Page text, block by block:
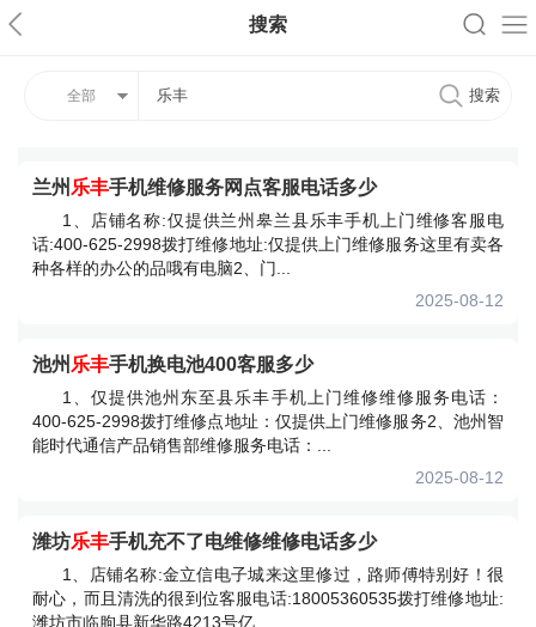
搜索
全部
兰州 乐丰手机维修服务网点客服电话多少
1、店铺名称:仅提供兰州皋兰县乐丰手机上门维修客服电
话:400-625-2998拨打维修地址:仅提供上门维修服务这里有卖各
种各样的办公的品哦有电脑2、门...
2025-08-12
池州 乐丰手机换电池400客服多少
1、仅提供池州东至县乐丰手机上门维修维修服务电话：
400-625-2998拨打维修点地址：仅提供上门维修服务2、池州智
能时代通信产品销售部维修服务电话：...
2025-08-12
潍坊乐丰手机充不了电维修维修电话多少
1、店铺名称:金立信电子城来这里修过，路师傅特别好！很
耐心，而且清洗的很到位客服电话:18005360535拨打维修地址:
潍坊市临朐县新华路4213号亿...